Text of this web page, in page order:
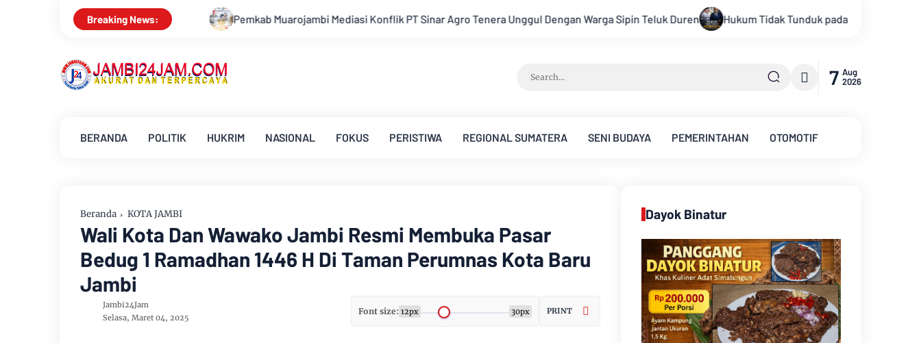
Breaking News:
Pemkab Muarojambi Mediasi Konflik PT Sinar Agro Tenera Unggul Dengan Warga Sipin Teluk Duren Hukum Tidak Tunduk pada Persepsi: Kritik Terhadap Monopoli Kebenaran
7 Aug
2026
BERANDA POLITIK HUKRIM NASIONAL FOKUS PERISTIWA REGIONAL SUMATERA SENI BUDAYA PEMERINTAHAN OTOMOTIF
Beranda KOTA JAMBI
Wali Kota Dan Wawako Jambi Resmi Membuka Pasar
Bedug 1 Ramadhan 1446 H Di Taman Perumnas Kota Baru
Jambi
Jambi24Jam
Selasa, Maret 04, 2025
Font size: 12px 30px PRINT
Dayok Binatur